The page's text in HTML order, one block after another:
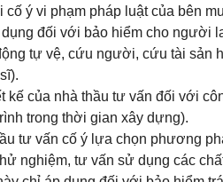
cố ý vi phạm pháp luật của bên
đối với bảo hiểm cho người
tự vệ, cứu người, cứu tài sản
kế của nhà thầu tư vấn đối với
trong thời gian xây dựng).
tư vấn cố ý lựa chọn phương
nghiệm, tư vấn sử dụng các